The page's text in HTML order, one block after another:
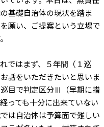
基礎自治体の現状を踏ま
願い、ご提案という立場で
ではまず、５年間（１巡
話をいただきたいと思いま
目で判定区分Ⅲ（早期に措
っても十分に出来ていない
は自治体は予算面で難しい